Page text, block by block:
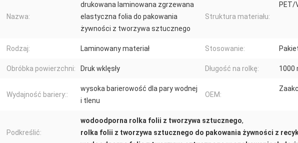
Nazwa:
drukowana laminowana zgrzewana
elastyczna folia do pakowania
żywności z tworzywa sztucznego
Struktura materiału:
PET/
Rodzaj: Laminowany materiał Stosowanie:
Obróbka powierzchni: Druk wklęsły Długość na rolkę: 1000
Wydajność bariery::
wysoka barierowość dla pary wodnej
i tlenu
OEM:
Podkreślić:
wodoodporna rolka folii z tworzywa sztucznego,
rolka folii z tworzywa sztucznego do pakowania żywności z